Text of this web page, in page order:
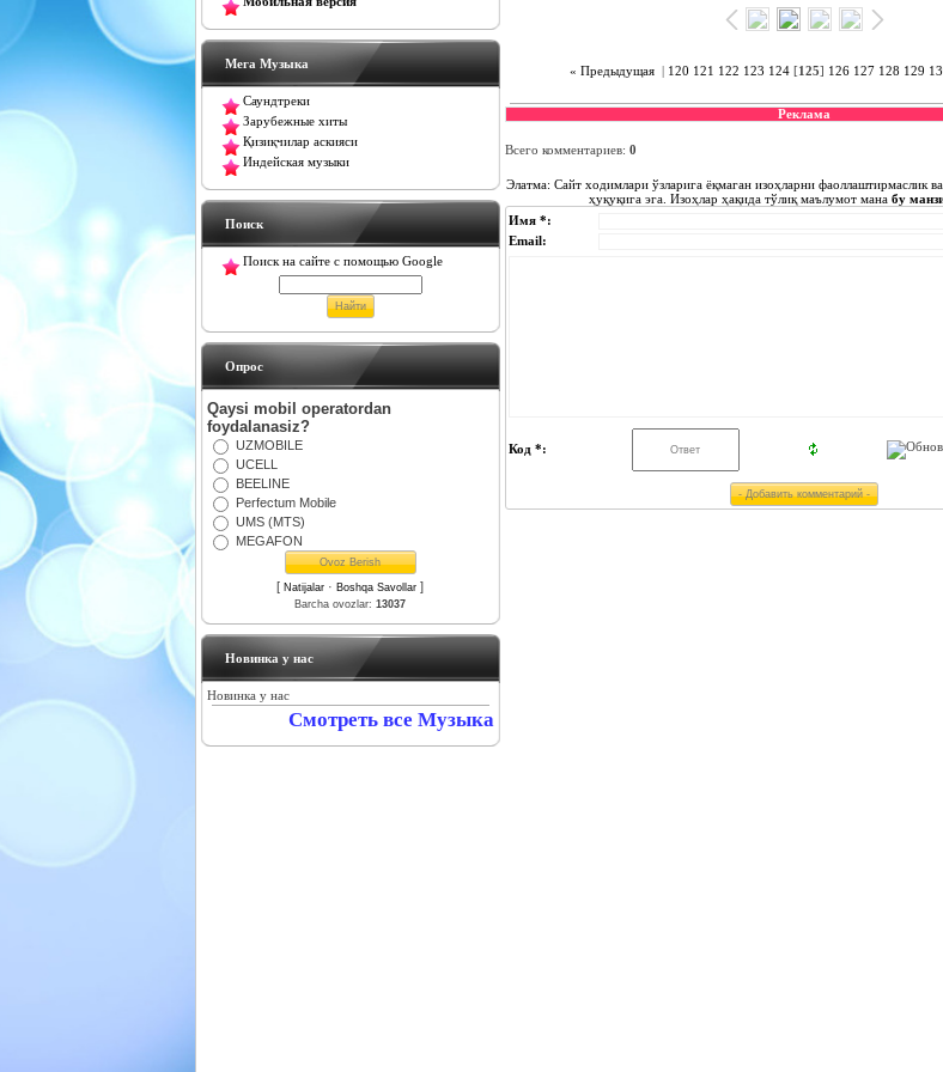
Мега Музыка
Саундтреки
Зарубежные хиты
Қизиқчилар аскияси
Индейская музыки
Поиск
Поиск на сайте с помощью Google
Oпрос
Qaysi mobil operatordan
foydalanasiz?
UZMOBILE
UCELL
BEELINE
Perfectum Mobile
UMS (MTS)
MEGAFON
[ Natijalar · Boshqa Savollar ]
Barcha ovozlar: 13037
Новинка у нас
Новинка у нас
Смотреть все Музыка
« Предыдущая| 120 121 122 123 124[125] 126 127 128 129
Реклама
Всего комментариев: 0
Элатма: Сайт ходимлари ўзларига ёқмаган изоҳларни фаоллаштирмаслик
ҳуқуқига эга. Изоҳлар ҳақида тўлиқ маълумот манабу
Имя *:
Email:
Код *: